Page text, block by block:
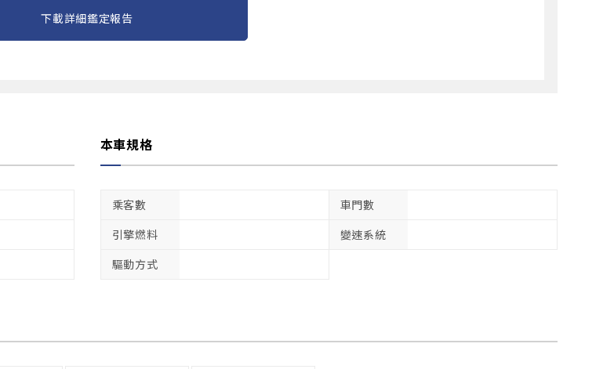
下載詳細鑑定報告
本車規格
乘客數
車門數
引擎燃料
變速系統
驅動方式